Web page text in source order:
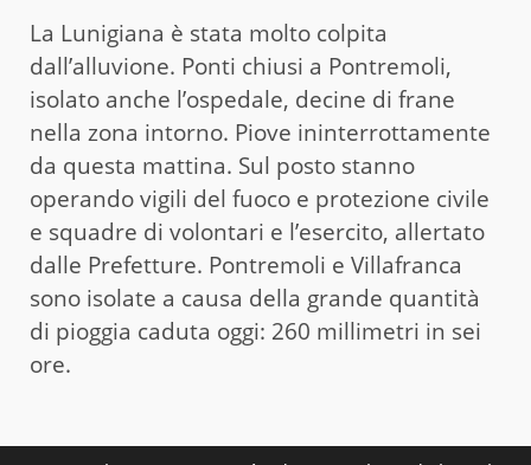
La Lunigiana è stata molto colpita
dall’alluvione. Ponti chiusi a Pontremoli,
isolato anche l’ospedale, decine di frane
nella zona intorno. Piove ininterrottamente
da questa mattina. Sul posto stanno
operando vigili del fuoco e protezione civile
e squadre di volontari e l’esercito, allertato
dalle Prefetture. Pontremoli e Villafranca
sono isolate a causa della grande quantità
di pioggia caduta oggi: 260 millimetri in sei
ore.